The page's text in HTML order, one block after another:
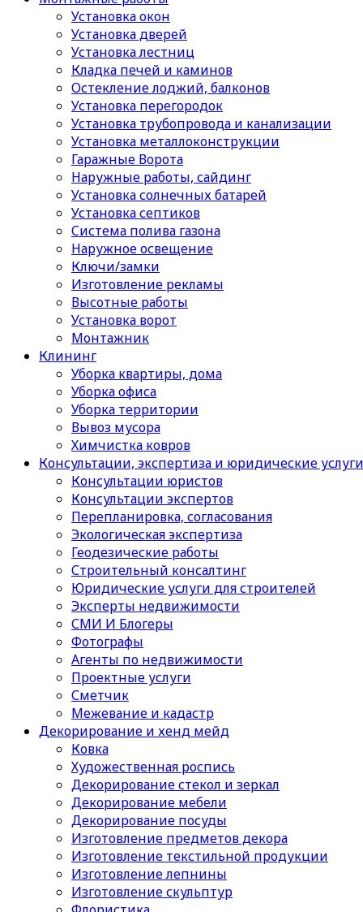
Установка окон
Установка дверей
Установка лестниц
Кладка печей и каминов
Остекление лоджий, балконов
Установка перегородок
Установка трубопровода и канализации
Установка металлоконструкции
Гаражные Ворота
Наружные работы, сайдинг
Установка солнечных батарей
Установка септиков
Cистема полива газона
Наружное освещение
Ключи/замки
Изготовление рекламы
Высотные работы
Установка ворот
Монтажник
Клининг
Уборка квартиры, дома
Уборка офиса
Уборка территории
Вывоз мусора
Химчистка ковров
Консультации, экспертиза и юридические услуги
Консультации юристов
Консультации экспертов
Перепланировка, согласования
Экологическая экспертиза
Геодезические работы
Строительный консалтинг
Юридические услуги для строителей
Эксперты недвижимости
СМИ И Блогеры
Фотографы
Агенты по недвижимости
Проектные услуги
Сметчик
Межевание и кадастр
Декорирование и хенд мейд
Ковка
Художественная роспись
Декорирование стекол и зеркал
Декорирование мебели
Декорирование посуды
Изготовление предметов декора
Изготовление текстильной продукции
Изготовление лепнины
Изготовление скульптур